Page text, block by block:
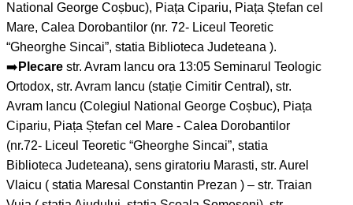
National George Coșbuc), Piața Cipariu, Piața Ștefan cel
Mare, Calea Dorobantilor (nr. 72- Liceul Teoretic
“Gheorghe Sincai”, statia Biblioteca Judeteana ).
➡️ Plecare str. Avram Iancu ora 13:05 Seminarul Teologic
Ortodox, str. Avram Iancu (stație Cimitir Central), str.
Avram Iancu (Colegiul National George Coșbuc), Piața
Cipariu, Piața Ștefan cel Mare - Calea Dorobantilor
(nr.72- Liceul Teoretic “Gheorghe Sincai”, statia
Biblioteca Judeteana), sens giratoriu Marasti, str. Aurel
Vlaicu ( statia Maresal Constantin Prezan ) – str. Traian